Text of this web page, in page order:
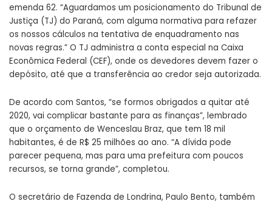
emenda 62. “Aguardamos um posicionamento do Tribunal de
Justiça (TJ) do Paraná, com alguma normativa para refazer
os nossos cálculos na tentativa de enquadramento nas
novas regras.” O TJ administra a conta especial na Caixa
Econômica Federal (CEF), onde os devedores devem fazer o
depósito, até que a transferência ao credor seja autorizada.
De acordo com Santos, “se formos obrigados a quitar até
2020, vai complicar bastante para as finanças”, lembrado
que o orçamento de Wenceslau Braz, que tem 18 mil
habitantes, é de R$ 25 milhões ao ano. “A dívida pode
parecer pequena, mas para uma prefeitura com poucos
recursos, se torna grande”, completou.
O secretário de Fazenda de Londrina, Paulo Bento, também